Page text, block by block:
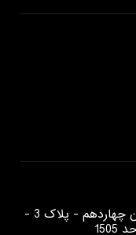
​تهران- بلوار اشرفی اصفهانی - گلستان چهاردهم - پلاک 3 -